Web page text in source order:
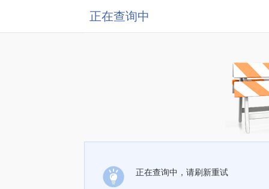
正在查询中
正在查询中，请刷新重试